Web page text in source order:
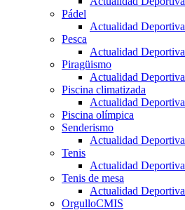
Pádel
Actualidad Deportiva
Pesca
Actualidad Deportiva
Piragüismo
Actualidad Deportiva
Piscina climatizada
Actualidad Deportiva
Piscina olímpica
Senderismo
Actualidad Deportiva
Tenis
Actualidad Deportiva
Tenis de mesa
Actualidad Deportiva
OrgulloCMIS